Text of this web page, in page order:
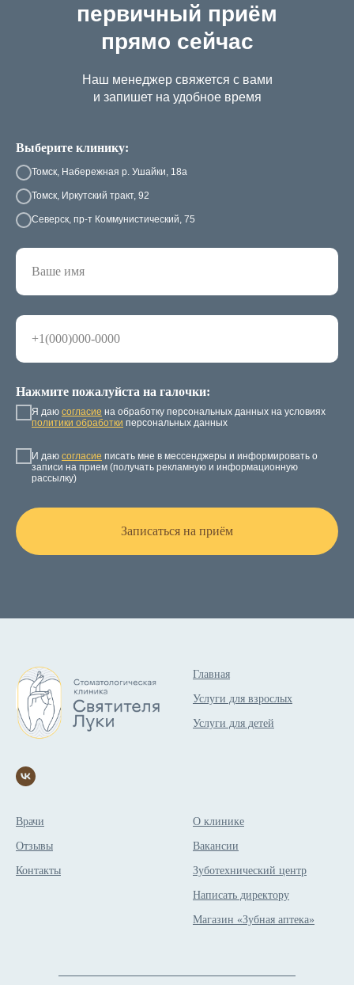
первичный приём
прямо сейчас
Наш менеджер свяжется с вами
и запишет на удобное время
Выберите клинику:
Томск, Набережная р. Ушайки, 18а
Томск, Иркутский тракт, 92
Северск, пр-т Коммунистический, 75
Нажмите пожалуйста на галочки:
Я даю согласие на обработку персональных данных на условиях
политики обработки персональных данных
И даю согласие писать мне в мессенджеры и информировать о
записи на прием (получать рекламную и информационную
рассылку)
Записаться на приём
Главная
Услуги для взрослых
Услуги для детей
Врачи
Отзывы
Контакты
О клинике
Вакансии
Зуботехнический центр
Написать директору
Магазин «Зубная аптека»